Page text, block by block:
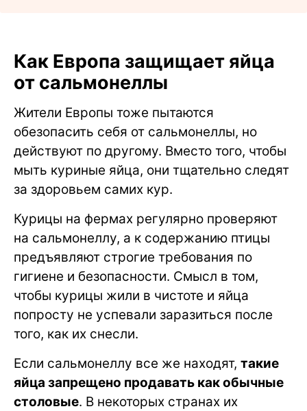
Как Европа защищает яйца
от сальмонеллы
Жители Европы тоже пытаются
обезопасить себя от сальмонеллы, но
действуют по другому. Вместо того, чтобы
мыть куриные яйца, они тщательно следят
за здоровьем самих кур.
Курицы на фермах регулярно проверяют
на сальмонеллу, а к содержанию птицы
предъявляют строгие требования по
гигиене и безопасности. Смысл в том,
чтобы курицы жили в чистоте и яйца
попросту не успевали заразиться после
того, как их снесли.
Если сальмонеллу все же находят, такие
яйца запрещено продавать как обычные
столовые. В некоторых странах их